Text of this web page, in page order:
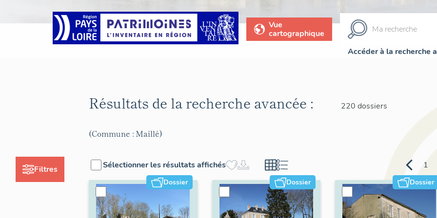
Vue
cartographique
Accéder à la recherche
Filtres
Résultats de la recherche avancée : 220 dossiers
(Commune : Maillé)
Sélectionner les résultats affichés 1
Dossier Dossier Dossier